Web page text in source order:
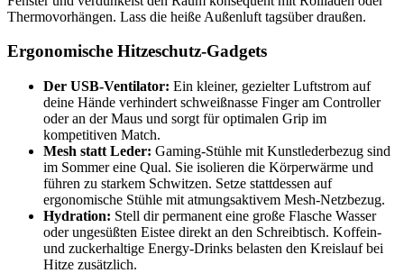
Thermovorhängen. Lass die heiße Außenluft tagsüber draußen.
Ergonomische Hitzeschutz-Gadgets
Der USB-Ventilator: Ein kleiner, gezielter Luftstrom auf
deine Hände verhindert schweißnasse Finger am Controller
oder an der Maus und sorgt für optimalen Grip im
kompetitiven Match.
Mesh statt Leder: Gaming-Stühle mit Kunstlederbezug sind
im Sommer eine Qual. Sie isolieren die Körperwärme und
führen zu starkem Schwitzen. Setze stattdessen auf
ergonomische Stühle mit atmungsaktivem Mesh-Netzbezug.
Hydration: Stell dir permanent eine große Flasche Wasser
oder ungesüßten Eistee direkt an den Schreibtisch. Koffein-
und zuckerhaltige Energy-Drinks belasten den Kreislauf bei
Hitze zusätzlich.